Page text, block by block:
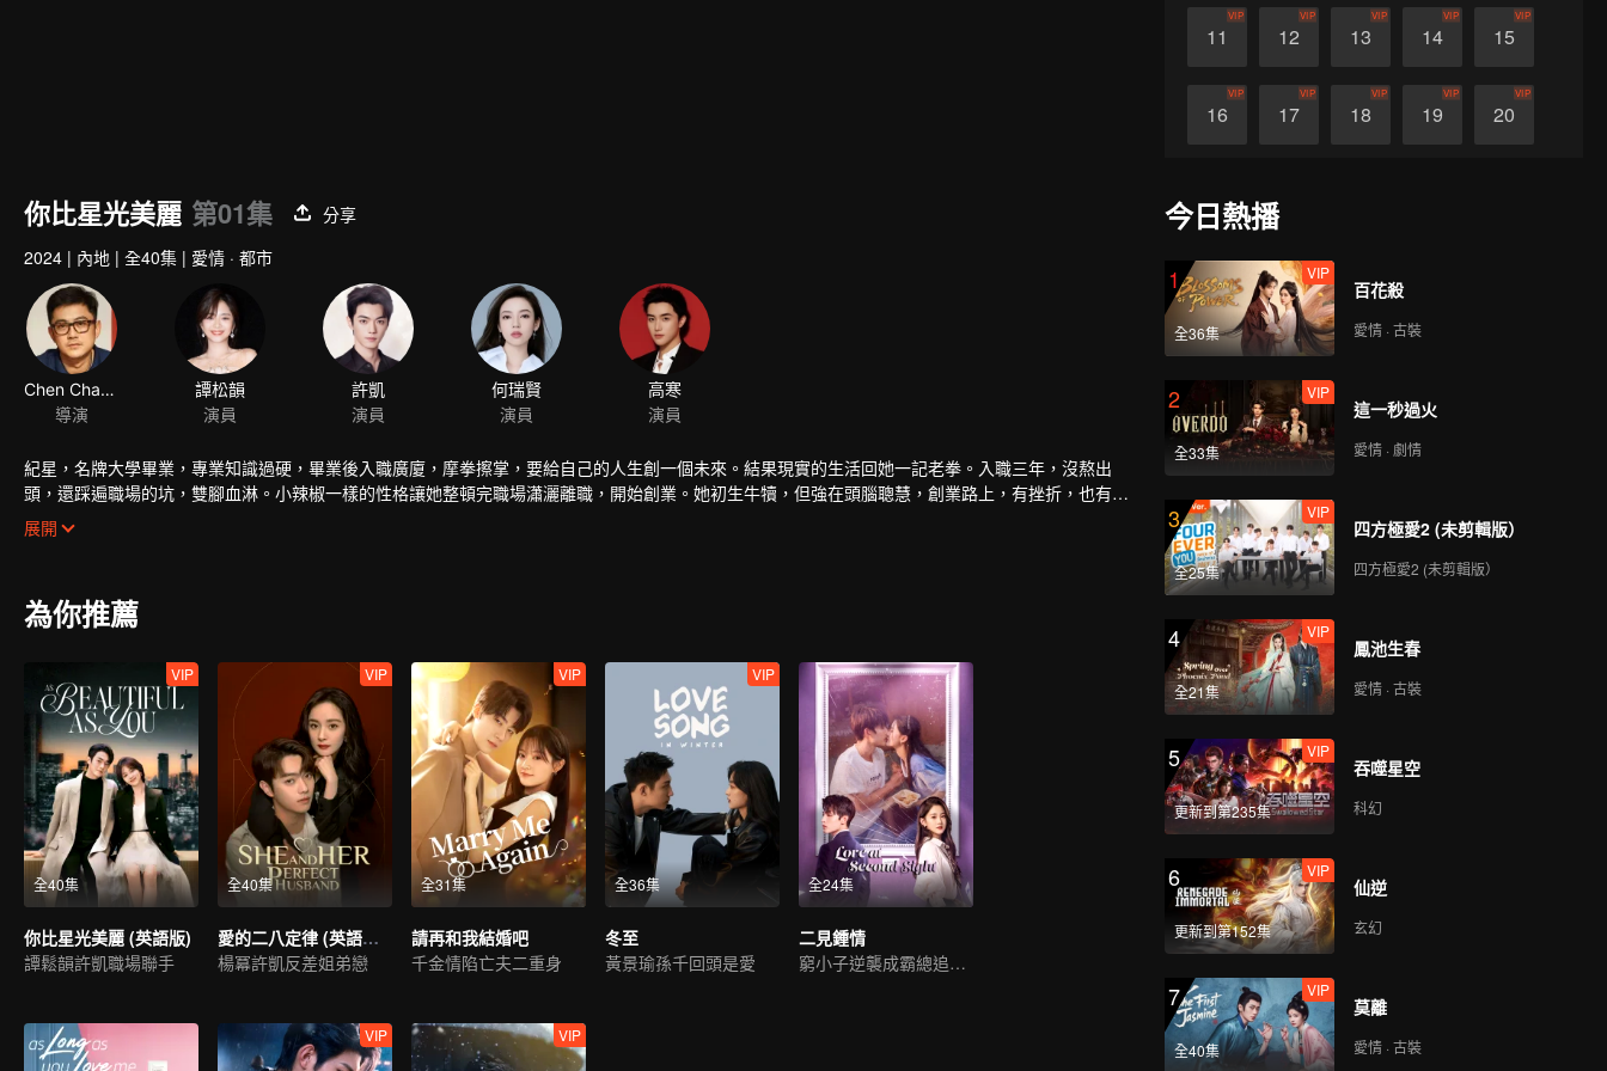
11
VIP
12
VIP
13
VIP
14
VIP
15
VIP
16
VIP
17
VIP
18
VIP
19
VIP
20
VIP
26 27
你比星光美麗 第01集
分享
2024 | 內地 | 全40集 | 愛情 · 都市
Chen Chang
導演
譚松韻
演員
許凱
演員
何瑞賢
演員
高寒
演員
紀星，名牌大學畢業，專業知識過硬，畢業後入職廣廈，摩拳擦掌，要給自己的人生創一個未來。結果現實的生活回她一記老拳。入職三年，沒熬出
頭，還踩遍職場的坑，雙腳血淋。小辣椒一樣的性格讓她整頓完職場瀟灑離職，開始創業。她初生牛犢，但強在頭腦聰慧，創業路上，有挫折，也有收
穫。她遇到了她的伯樂，也是投資人，韓廷。韓廷腹黑冷冽，對商場新手紀星，每次出手指點，必擊要害。本以為會是一場調教之旅，這個女孩卻一直
給他驚喜，甚至讓他懂得了愛……
展開
為你推薦
全40集
VIP
你比星光美麗 (英語版)
譚鬆韻許凱職場聯手
全40集
VIP
愛的二八定律 (英語版）
楊冪許凱反差姐弟戀
全31集
VIP
請再和我結婚吧
千金情陷亡夫二重身
全36集
VIP
冬至
黃景瑜孫千回頭是愛
全24集
二見鍾情
窮小子逆襲成霸總追初戀
VIP VIP
今日熱播
1
全36集
VIP
百花殺
愛情 · 古裝
2
全33集
VIP
這一秒過火
愛情 · 劇情
3
全25集
VIP
四方極愛2 (未剪輯版）
四方極愛2 (未剪輯版）
4
全21集
VIP
鳳池生春
愛情 · 古裝
5
更新到第235集
VIP
吞噬星空
科幻
6
更新到第152集
VIP
仙逆
玄幻
7
全40集
VIP
莫離
愛情 · 古裝